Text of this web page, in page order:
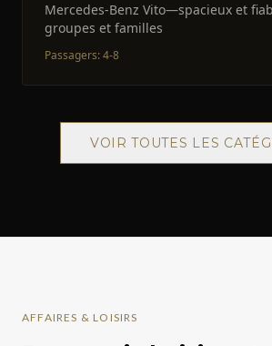
Mercedes-Benz Vito—spacieux et
groupes et familles
Passagers:4-8
VOIR TOUTES LES
AFFAIRES & LOISIRS